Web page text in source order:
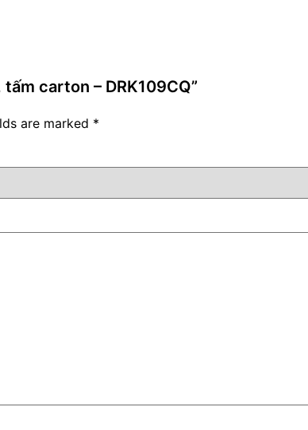
carton – DRK109CQ”
are marked *